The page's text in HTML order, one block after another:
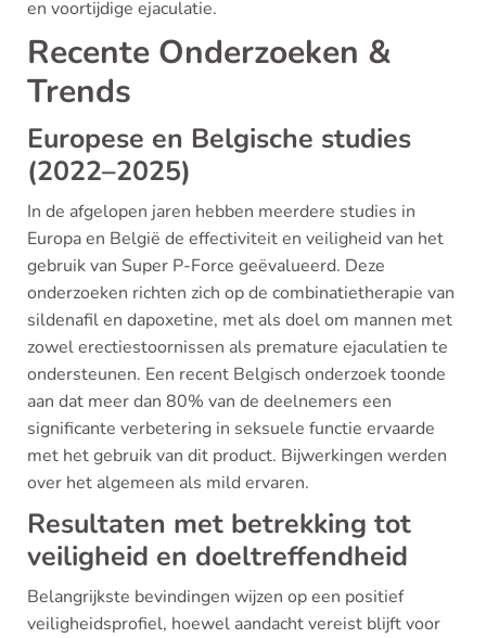
en voortijdige ejaculatie.
Recente Onderzoeken &
Trends
Europese en Belgische studies
(2022–2025)
In de afgelopen jaren hebben meerdere studies in
Europa en België de effectiviteit en veiligheid van het
gebruik van Super P-Force geëvalueerd. Deze
onderzoeken richten zich op de combinatietherapie van
sildenafil en dapoxetine, met als doel om mannen met
zowel erectiestoornissen als premature ejaculatien te
ondersteunen. Een recent Belgisch onderzoek toonde
aan dat meer dan 80% van de deelnemers een
significante verbetering in seksuele functie ervaarde
met het gebruik van dit product. Bijwerkingen werden
over het algemeen als mild ervaren.
Resultaten met betrekking tot
veiligheid en doeltreffendheid
Belangrijkste bevindingen wijzen op een positief
veiligheidsprofiel, hoewel aandacht vereist blijft voor